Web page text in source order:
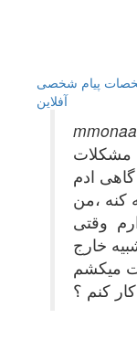
پیام شخصی
آفلاين
مشکلات
ادم
،من
وقتی
خارج
میکشم
کنم ؟